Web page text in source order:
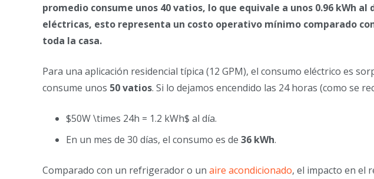
promedio consume unos 40 vatios, lo que equivale a unos 0.96 kWh
eléctricas, esto representa un costo operativo mínimo comparado
toda la casa.
Para una aplicación residencial típica (12 GPM), el consumo eléctrico es
consume unos 50 vatios. Si lo dejamos encendido las 24 horas (como se
$50W \times 24h = 1.2 kWh$ al día.
En un mes de 30 días, el consumo es de 36 kWh.
Comparado con un refrigerador o un aire acondicionado, el impacto en el